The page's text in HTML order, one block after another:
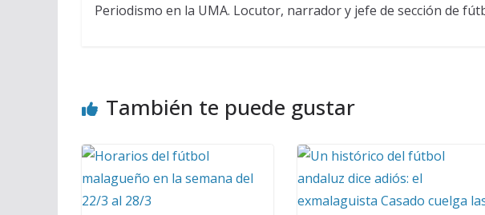
Periodismo en la UMA. Locutor, narrador y jefe de sección de
También te puede gustar